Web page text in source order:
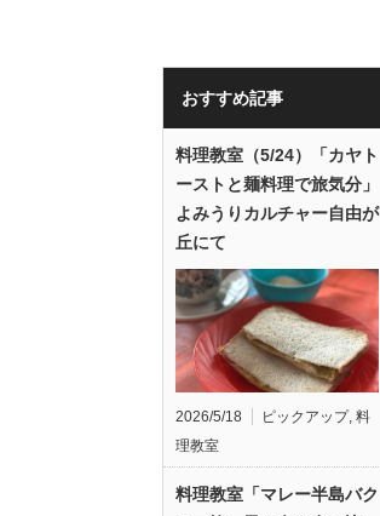
おすすめ記事
料理教室（5/24）「カヤト
ーストと麺料理で旅気分」
よみうりカルチャー自由が
丘にて
2026/5/18 ピックアップ, 料
理教室
料理教室「マレー半島バク